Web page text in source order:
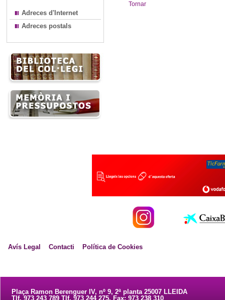
Adreces d'Internet
Adreces postals
Tornar
Avís Legal Contacti Política de Cookies
Plaça Ramon Berenguer IV, nº 9, 2ª planta 25007 LLEIDA
Tlf. 973 243 789 Tlf. 973 244 275. Fax: 973 238 310